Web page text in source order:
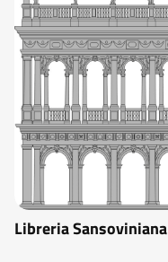
Libreria Sansoviniana